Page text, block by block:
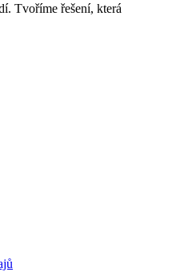
Tvoříme řešení, která